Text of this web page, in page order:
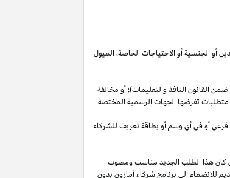
أو الجنسية أو الاحتياجات الخاصة، الميول
القانون النافذ والتعليمات)؛ أو مخالفة
متطلبات تفرضها الجهات الرسمية المختصة
فرعي أو في أي وسم أو بطاقة تعريف للشركاء
كان هذا الطلب الجديد مناسب ومصوب
للانضمام الى برنامج شركاء أمازون بدون